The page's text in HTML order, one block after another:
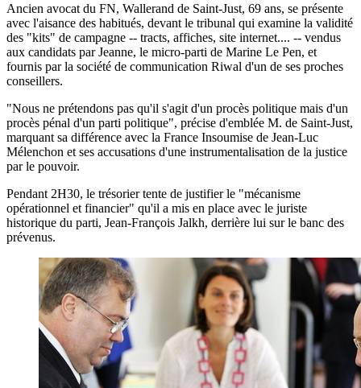
Ancien avocat du FN, Wallerand de Saint-Just, 69 ans, se présente
avec l'aisance des habitués, devant le tribunal qui examine la validité
des "kits" de campagne -- tracts, affiches, site internet.... -- vendus
aux candidats par Jeanne, le micro-parti de Marine Le Pen, et
fournis par la société de communication Riwal d'un de ses proches
conseillers.
"Nous ne prétendons pas qu'il s'agit d'un procès politique mais d'un
procès pénal d'un parti politique", précise d'emblée M. de Saint-Just,
marquant sa différence avec la France Insoumise de Jean-Luc
Mélenchon et ses accusations d'une instrumentalisation de la justice
par le pouvoir.
Pendant 2H30, le trésorier tente de justifier le "mécanisme
opérationnel et financier" qu'il a mis en place avec le juriste
historique du parti, Jean-François Jalkh, derrière lui sur le banc des
prévenus.